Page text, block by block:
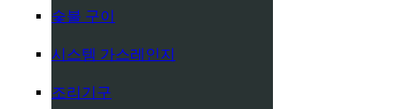
숯불 구이
시스템 가스레인지
조리기구